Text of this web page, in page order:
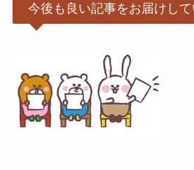
今後も良い記事をお届けして